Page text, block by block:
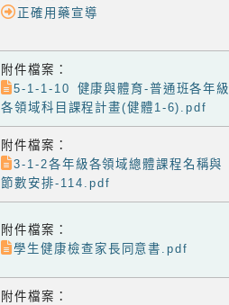
正確用藥宣導
附件檔案：
5-1-1-10 健康與體育-普通班各年級
各領域科目課程計畫(健體1-6).pdf
附件檔案：
3-1-2各年級各領域總體課程名稱與
節數安排-114.pdf
附件檔案：
學生健康檢查家長同意書.pdf
附件檔案：